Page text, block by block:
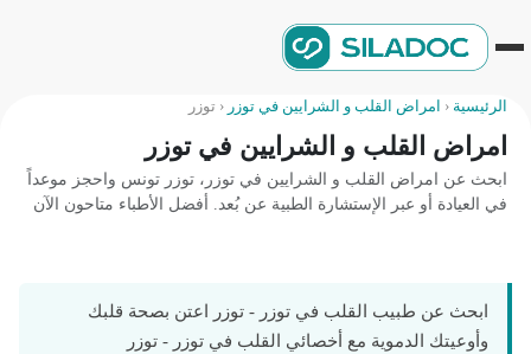
الرئيسية‹امراض القلب و الشرايين في توزر‹ توزر
امراض القلب و الشرايين في توزر
ابحث عن امراض القلب و الشرايين في توزر، توزر تونس واحجز موعداً
في العيادة أو عبر الإستشارة الطبية عن بُعد. أفضل الأطباء متاحون الآن
ابحث عن طبيب القلب في توزر - توزر اعتن بصحة قلبك
وأوعيتك الدموية مع أخصائي القلب في توزر - توزر